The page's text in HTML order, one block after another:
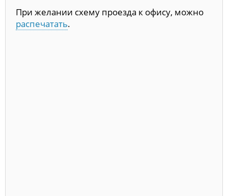
При желании схему проезда к офису, можно
распечатать.